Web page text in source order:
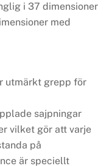
i 37 dimensioner
med
utmärkt grepp för
sajpningar
vilket gör att varje
på
är speciellt